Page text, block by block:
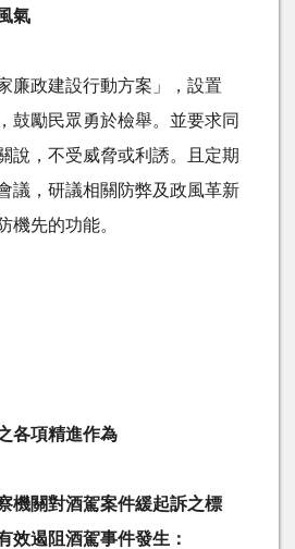
氣
廉政建設行動方案」，設置
鼓勵民眾勇於檢舉。並要求同
說，不受威脅或利誘。且定期
議，研議相關防弊及政風革新
機先的功能。
各項精進作為
機關對酒駕案件緩起訴之標
效遏阻酒駕事件發生：